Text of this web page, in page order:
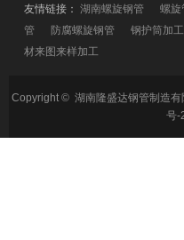
友情链接：湖南螺旋钢管 螺旋
管
防腐螺旋钢管 钢护筒加工
材来图来样加工
Copyright © 湖南隆盛达钢管制造
号-